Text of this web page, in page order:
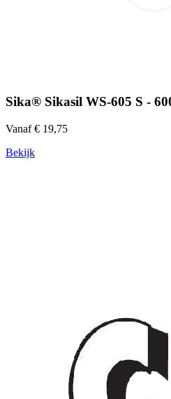
Sika® Sikasil WS-605 S -
Vanaf € 19,75
Bekijk